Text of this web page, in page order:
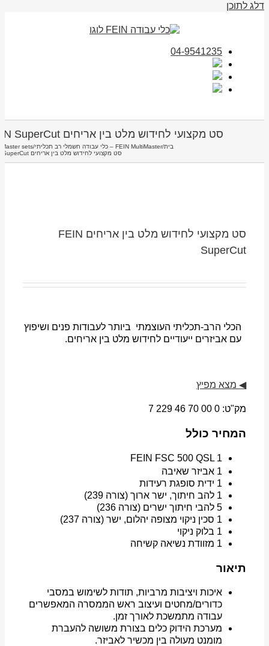
דלג לתוכן
04-9541235
סט מקצועי לחידוש מלט בין אריחים FEIN SuperCut
בית/FEIN MultiMaster – כלי עבודה חשמלי רב תכליתי /
sets
סט מקצועי לחידוש מלט בין אריחים FEIN SuperCut
סט מקצועי לחידוש מלט בין אריחים FEIN
SuperCut
הכלי הרב-תכליתי העוצמתי ביותר לעבודות פנים ושיפוץ
עם אביזרים ייעודיים לחידוש מלט בין אריחים.
◀ מצא מפיץ
מק"ט: 0 00 70 46 229 7
המחיר כולל
FEIN FSC 500 QSL 1
1 אביזר שאיבה
1 ידית סופגת רעידות
1 להב חיתוך, ישר ארוך (צורה 239)
5 להבי חיתוך ישרים (צורה 236)
1 סכין ניקוי מצופה יהלום, ישר (צורה 237)
1 בלוק ניקוי
1 מזוודת נשיאה קשיחה
תיאור
איכות ויציבות מרביות, תודות לשימוש במסבי
כדורים/מחטים ועיצוב ראש הממסרה המאפשרים
עבודה מתמשכת לאורך זמן.
מערכת הידוק כלים בצורת משושה להעברת
מומנט מעולה בין מכשיר לאביזר.